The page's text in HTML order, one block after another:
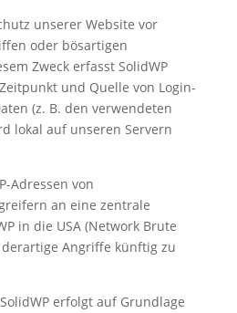
unserer Website vor
oder bösartigen
Zweck erfasst SolidWP
und Quelle von Login-
(z. B. den verwendeten
lokal auf unseren Servern
Adressen von
an eine zentrale
in die USA (Network Brute
derartige Angriffe künftig zu
erfolgt auf Grundlage